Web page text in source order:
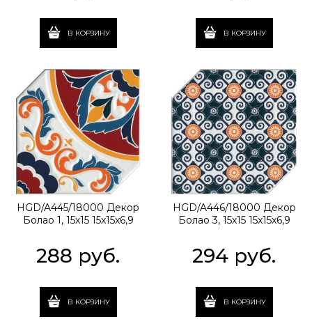
В КОРЗИНУ В КОРЗИНУ
HGD/A445/18000 Декор
Болао 1, 15х15 15x15x6,9
288 руб.
В КОРЗИНУ
HGD/A446/18000 Декор
Болао 3, 15х15 15x15x6,9
294 руб.
В КОРЗИНУ